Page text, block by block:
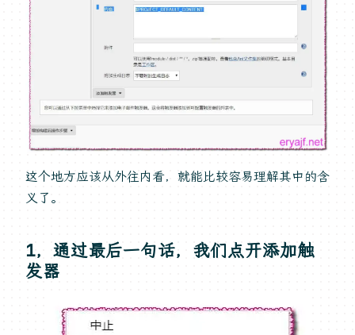
这个地方应该从外往内看，就能比较容易理解其中的含
义了。
1，通过最后一句话，我们点开添加触
发器